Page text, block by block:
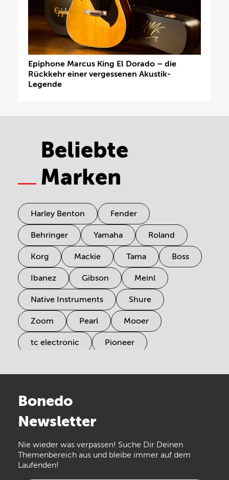
Epiphone Marcus King El Dorado – die
Rückkehr einer vergessenen Akustik-
Legende
Beliebte
Marken
Harley Benton Fender
Behringer Yamaha Roland
Korg Mackie Tama Boss
Ibanez Gibson Meinl
Native Instruments Shure
Zoom Pearl Mooer
tc electronic Pioneer
Arturia
the t.bone
Walrus Audio Epiphone
Bonedo
Newsletter
Nie wieder was verpassen! Suche Dir Deinen
Themenbereich aus und bleibe immer auf dem
Laufenden!